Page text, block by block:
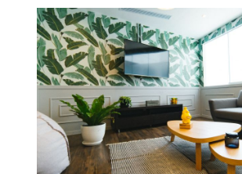
kloakker. Lad din kloakmester hj&...